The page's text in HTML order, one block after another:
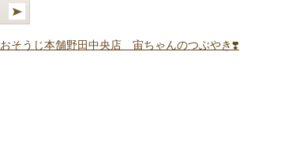
おそうじ本舗野田中央店 宙ちゃんのつぶやき❣️